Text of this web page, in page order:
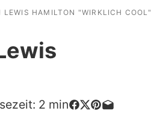
HAMILTON "WIRKLICH COOL"
2 min